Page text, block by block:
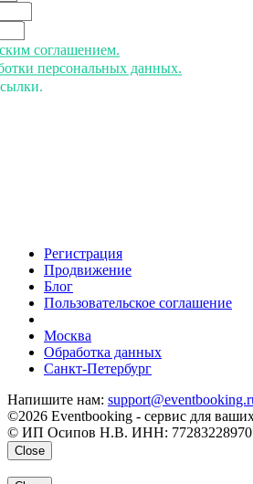
соглашением.
персональных данных.
Регистрация
Продвижение
Блог
Пользовательское соглашение
Москва
Обработка данных
Санкт-Петербург
Напишите нам:
©2026 Eventbooking - сервис для
© ИП Осипов Н.В. ИНН:
Close